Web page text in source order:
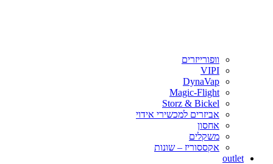
וופורייזרים
VIPI
DynaVap
Magic-Flight
Storz & Bickel
אביזרים למכשירי אידוי
אחסון
משקלים
אקססוריז – שונות
outlet